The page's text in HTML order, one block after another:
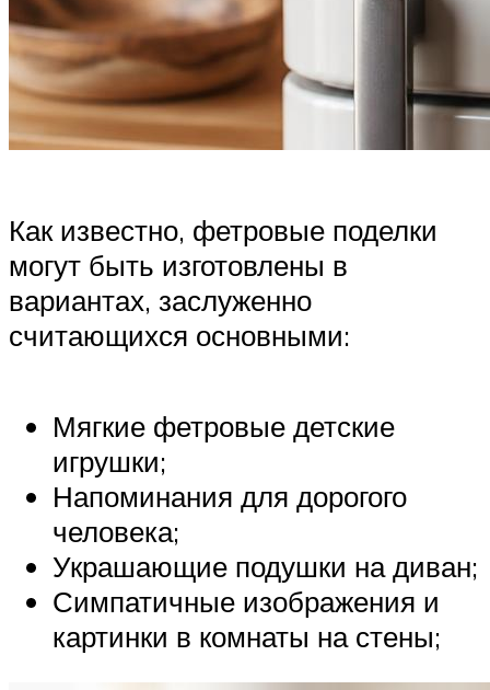
Как известно, фетровые поделки
могут быть изготовлены в
вариантах, заслуженно
считающихся основными:
Мягкие фетровые детские
игрушки;
Напоминания для дорогого
человека;
Украшающие подушки на диван;
Симпатичные изображения и
картинки в комнаты на стены;